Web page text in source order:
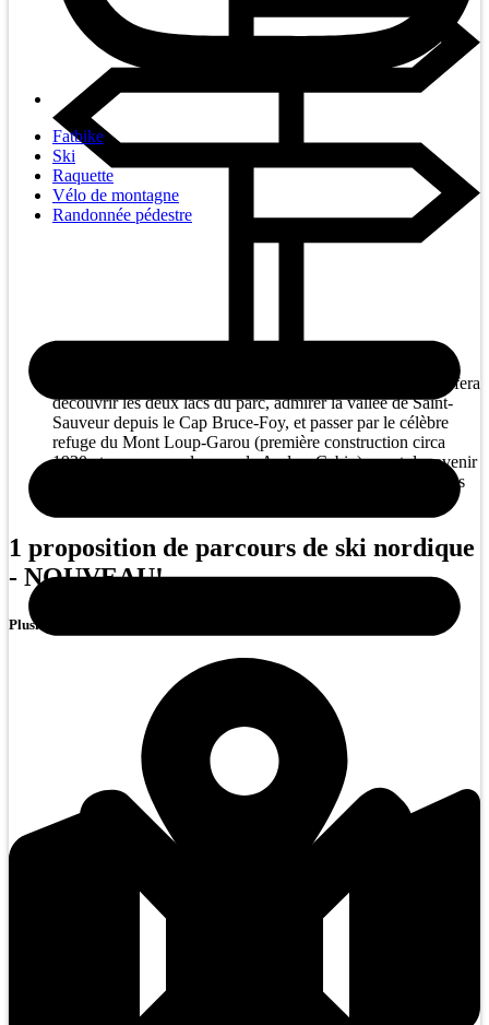
Fatbike
Ski
Raquette
Vélo de montagne
Randonnée pédestre
Infos : Cette boucle, à parcourir dans le sens horaire, vous fera
découvrir les deux lacs du parc, admirer la vallée de Saint-
Sauveur depuis le Cap Bruce-Foy, et passer par le célèbre
refuge du Mont Loup-Garou (première construction circa
1930 et connu sous le nom de Andres Cabin) avant de revenir
au stationnement via le sentier Alexis. Cette randonnée vous
1 proposition de parcours de ski nordique
- NOUVEAU!
Plusieurs sections pour experts seulement !